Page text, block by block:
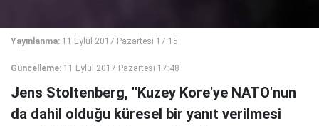
Yayınlanma: 11 Eylül 2017 Pazartesi 17:15
Güncelleme: 11 Eylül 2017 Pazartesi 17:48
Jens Stoltenberg, ''Kuzey Kore'ye NATO'nun
da dahil olduğu küresel bir yanıt verilmesi